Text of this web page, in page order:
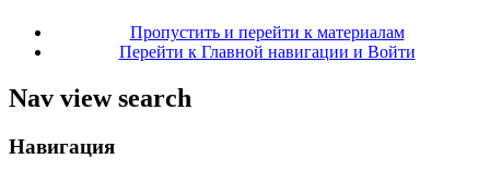
Пропустить и перейти к материалам
Перейти к Главной навигации и Войти
Nav view search
Навигация